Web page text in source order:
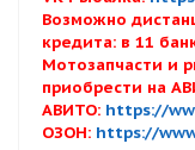
Возможно
кредита: в 11
Мотозапчасти и
приобрести на
АВИТО: https://
ОЗОН: https://